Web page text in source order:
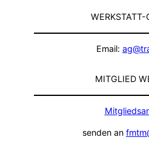
WERKSTATT-
Email:
MITGLIED
senden an